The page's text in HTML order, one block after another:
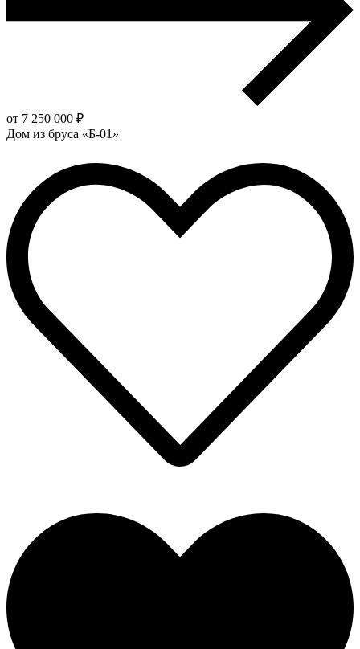
от 7 250 000 ₽
Дом из бруса «Б-01»